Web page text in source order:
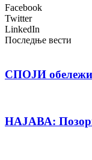
Facebook
Twitter
LinkedIn
Последње вести
СПОЈИ
НАЈАВА: